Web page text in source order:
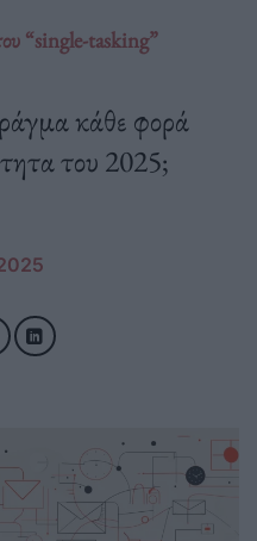
“single-tasking”
κάθε φορά
του 2025;